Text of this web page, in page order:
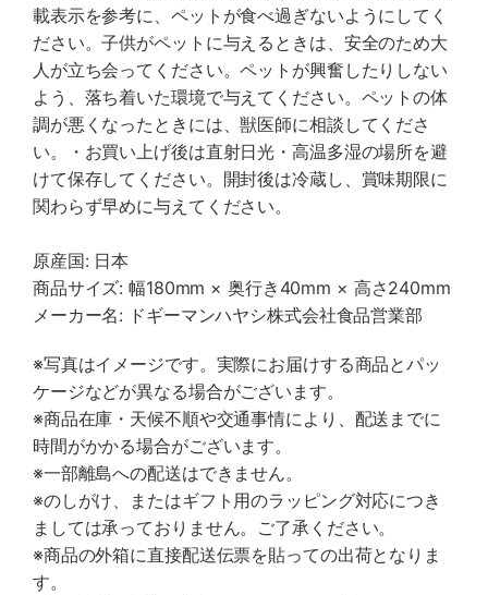
載表示を参考に、ペットが食べ過ぎないようにしてく
ださい。子供がペットに与えるときは、安全のため大
人が立ち会ってください。ペットが興奮したりしない
よう、落ち着いた環境で与えてください。ペットの体
調が悪くなったときには、獣医師に相談してくださ
い。・お買い上げ後は直射日光・高温多湿の場所を避
けて保存してください。開封後は冷蔵し、賞味期限に
関わらず早めに与えてください。
原産国: 日本
商品サイズ: 幅180mm × 奥行き40mm × 高さ240mm
メーカー名: ドギーマンハヤシ株式会社食品営業部
※写真はイメージです。実際にお届けする商品とパッ
ケージなどが異なる場合がございます。
※商品在庫・天候不順や交通事情により、配送までに
時間がかかる場合がございます。
※一部離島への配送はできません。
※のしがけ、またはギフト用のラッピング対応につき
ましては承っておりません。ご了承ください。
※商品の外箱に直接配送伝票を貼っての出荷となりま
す。